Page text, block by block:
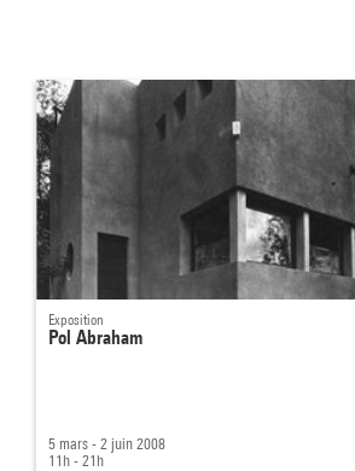
Exposition
Pol Abraham
5 mars - 2 juin 2008
11h - 21h